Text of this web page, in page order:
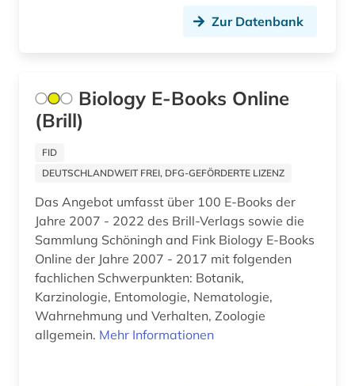
akustik (1)
albanien (6)
albanisch (1)
alben (1)
albert (3)
albert (1879-1955) (1)
alberto caeiro (1)
Zur Datenbank
Biology E-Books Online
(Brill)
FID
DEUTSCHLANDWEIT FREI, DFG-GEFÖRDERTE LIZENZ
Das Angebot umfasst über 100 E-Books der
Jahre 2007 - 2022 des Brill-Verlags sowie die
Sammlung Schöningh and Fink Biology E-Books
Online der Jahre 2007 - 2017 mit folgenden
fachlichen Schwerpunkten: Botanik,
Karzinologie, Entomologie, Nematologie,
Wahrnehmung und Verhalten, Zoologie
allgemein. Mehr Informationen